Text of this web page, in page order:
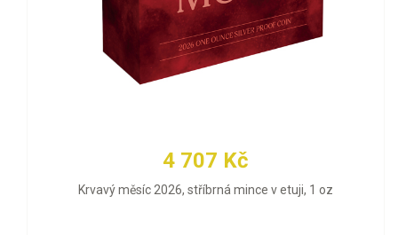
4 707 Kč
Krvavý měsíc 2026, stříbrná mince v etuji, 1 oz